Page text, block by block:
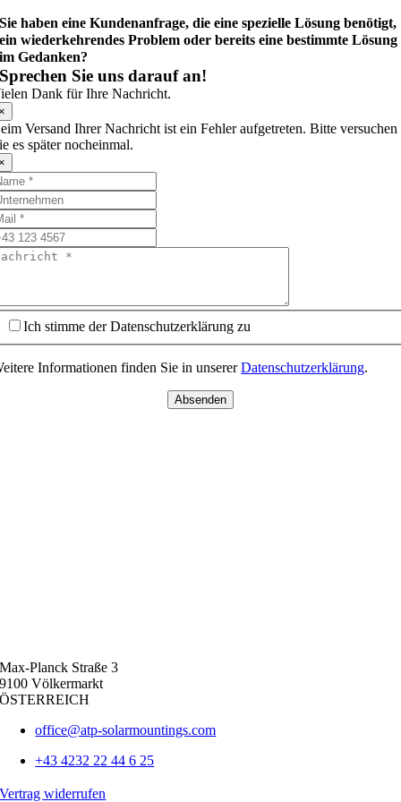
Sie haben eine Kundenanfrage, die eine spezielle Lösung benötigt,
ein wiederkehrendes Problem oder bereits eine bestimmte Lösung
im Gedanken?
Sprechen Sie uns darauf an!
Dank für Ihre Nachricht.
Versand Ihrer Nachricht ist ein Fehler aufgetreten. Bitte versuchen
es später nocheinmal.
Ich stimme der Datenschutzerklärung zu
Informationen finden Sie in unsererDatenschutzerklärung.
Absenden
Max-Planck Straße 3
9100 Völkermarkt
ÖSTERREICH
office@atp-solarmountings.com
+43 4232 22 44 6 25
Vertrag widerrufen